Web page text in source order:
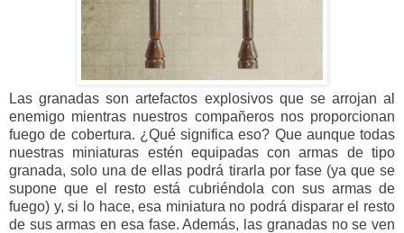
Las granadas son artefactos explosivos que se arrojan al
enemigo mientras nuestros compañeros nos proporcionan
fuego de cobertura. ¿Qué significa eso? Que aunque todas
nuestras miniaturas estén equipadas con armas de tipo
granada, solo una de ellas podrá tirarla por fase (ya que se
supone que el resto está cubriéndola con sus armas de
fuego) y, si lo hace, esa miniatura no podrá disparar el resto
de sus armas en esa fase. Además, las granadas no se ven